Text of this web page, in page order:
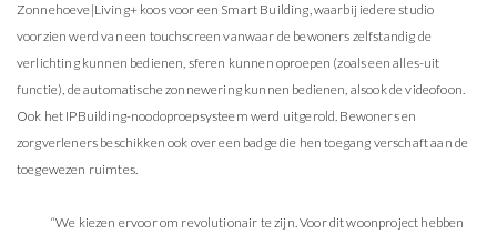
Zonnehoeve|Living+ koos voor een Smart Building, waarbij iedere studio
voorzien werd van een touchscreen vanwaar de bewoners zelfstandig de
verlichting kunnen bedienen, sferen kunnen oproepen (zoals een alles-uit
functie), de automatische zonnewering kunnen bedienen, alsook de videofoon.
Ook het IPBuilding-noodoproepsysteem werd uitgerold. Bewoners en
zorgverleners beschikken ook over een badge die hen toegang verschaft aan de
toegewezen ruimtes.
“We kiezen ervoor om revolutionair te zijn. Voor dit woonproject hebben